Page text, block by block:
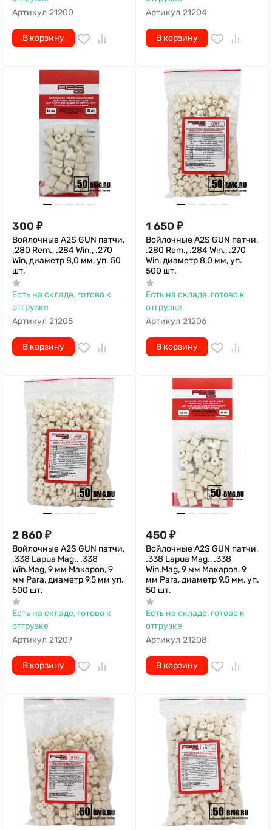
Артикул 21200
В корзину
Артикул 21204
В корзину
300 ₽
Войлочные A2S GUN патчи,
.280 Rem., .284 Win., .270
Win, диаметр 8,0 мм, уп. 50
шт.
Есть на складе, готово к
отгрузке
Артикул 21205
В корзину
1 650 ₽
Войлочные A2S GUN патчи,
.280 Rem., .284 Win., .270
Win, диаметр 8,0 мм, уп.
500 шт.
Есть на складе, готово к
отгрузке
Артикул 21206
В корзину
2 860 ₽
Войлочные A2S GUN патчи,
.338 Lapua Mag., .338
Win.Mag, 9 мм Макаров, 9
мм Para, диаметр 9,5 мм уп.
500 шт.
Есть на складе, готово к
отгрузке
Артикул 21207
В корзину
450 ₽
Войлочные A2S GUN патчи,
.338 Lapua Mag., .338
Win.Mag, 9 мм Макаров, 9
мм Para, диаметр 9,5 мм, уп.
50 шт.
Есть на складе, готово к
отгрузке
Артикул 21208
В корзину